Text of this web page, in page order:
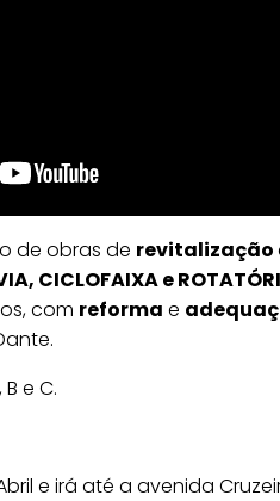
de obras de revitalização
CICLOFAIXA e
com reforma e
e C.
e irá até a avenida